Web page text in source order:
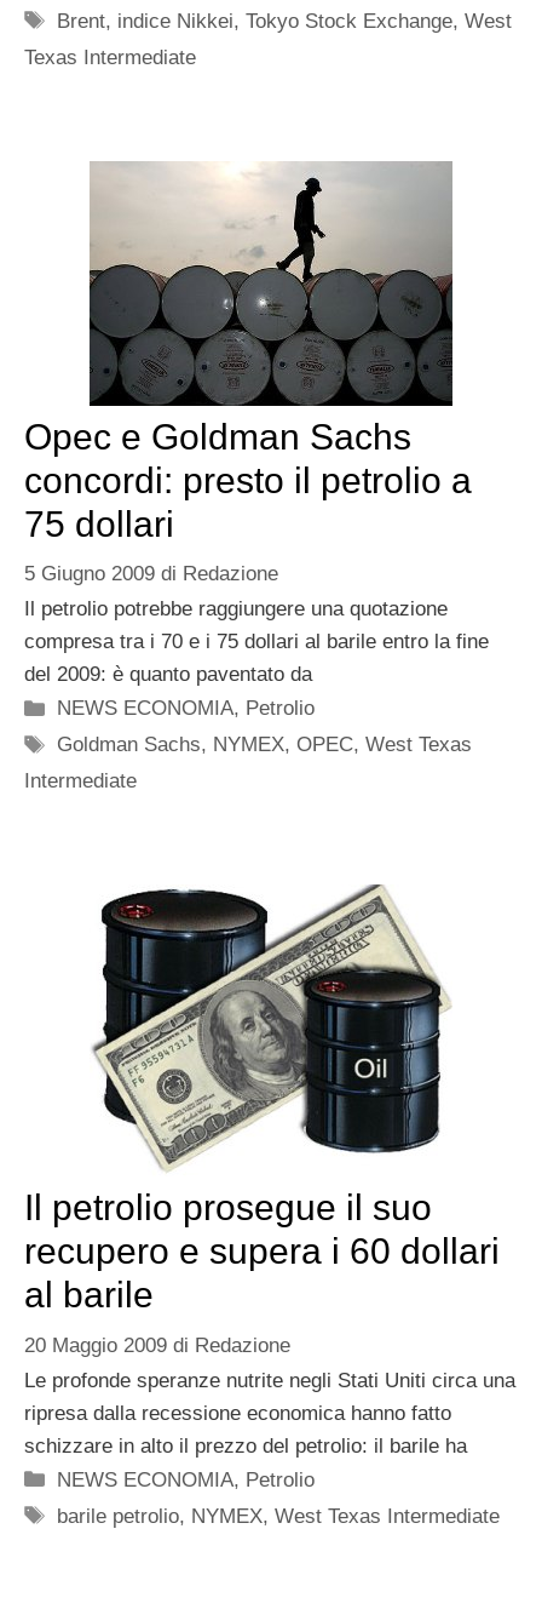
Tag
Brent, indice Nikkei,Tokyo Stock Exchange,West
Texas Intermediate
Opec e Goldman Sachs
concordi: presto il petrolio a
75 dollari
5 Giugno 2009 di Redazione
Il petrolio potrebbe raggiungere una quotazione
compresa tra i 70 e i 75 dollari al barile entro la fine
del 2009: è quanto paventato da
Categorie
NEWS ECONOMIA, Petrolio
Tag
Goldman Sachs, NYMEX,OPEC,West Texas
Intermediate
Il petrolio prosegue il suo
recupero e supera i 60 dollari
al barile
20 Maggio 2009 di Redazione
Le profonde speranze nutrite negli Stati Uniti circa una
ripresa dalla recessione economica hanno fatto
schizzare in alto il prezzo del petrolio: il barile ha
Categorie
NEWS ECONOMIA, Petrolio
Tag
barile petrolio, NYMEX,West Texas Intermediate